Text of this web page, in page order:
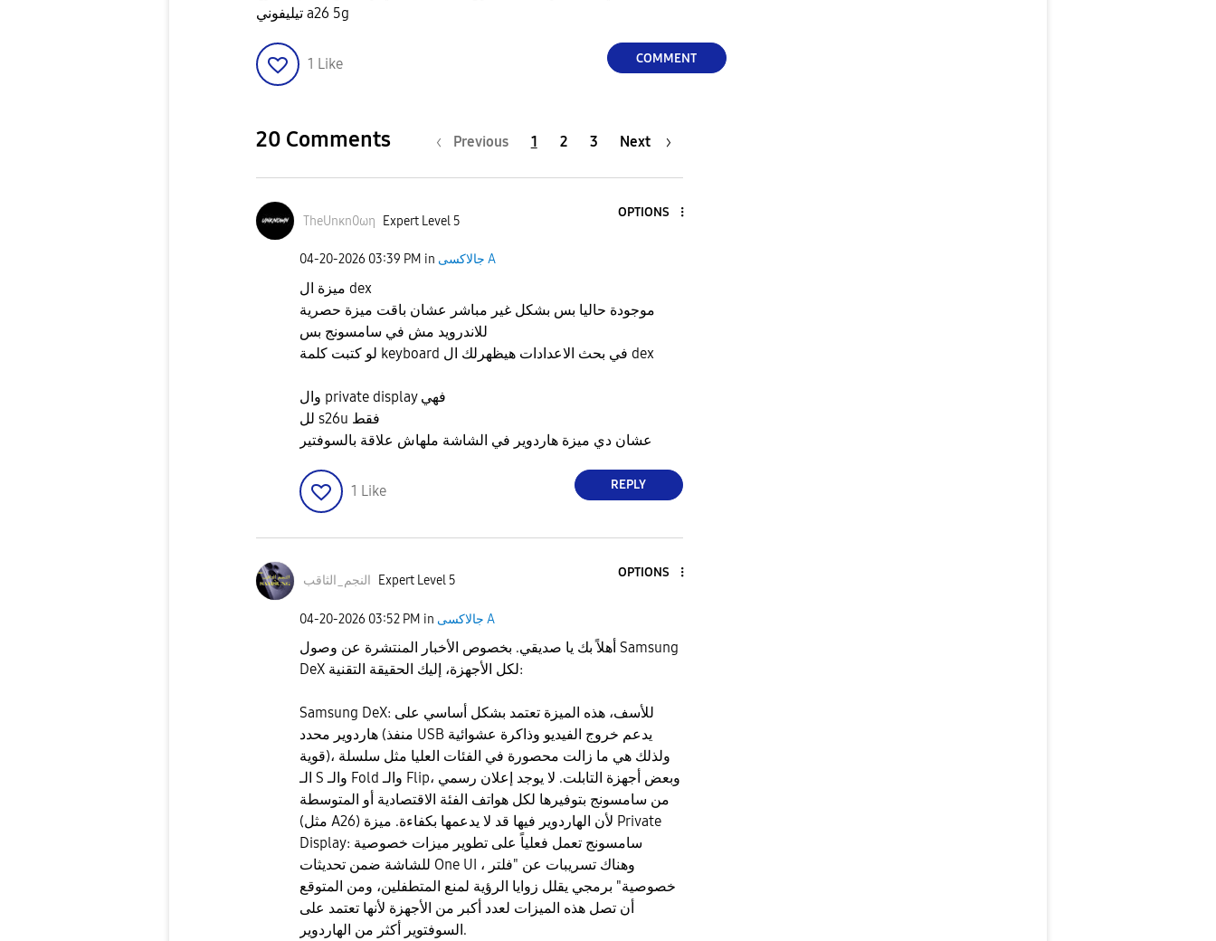
تيليفوني a26 5g
1 Like COMMENT
20 Comments Previous 1 2 3 Next
TheUnκn0ωη Expert Level 5
OPTIONS
‎04-20-2026 03:39 PM in جالاكسى A
ميزة ال dex
موجودة حاليا بس بشكل غير مباشر عشان باقت ميزة حصرية
للاندرويد مش في سامسونج بس
لو كتبت كلمة keyboard في بحث الاعدادات هيظهرلك ال dex
وال private display فهي
لل s26u فقط
عشان دي ميزة هاردوير في الشاشة ملهاش علاقة بالسوفتير
1 Like REPLY
النجم_الثاقب Expert Level 5
OPTIONS
‎04-20-2026 03:52 PM in جالاكسى A
​أهلاً بك يا صديقي. بخصوص الأخبار المنتشرة عن وصول Samsung
DeX لكل الأجهزة، إليك الحقيقة التقنية:
​Samsung DeX: للأسف، هذه الميزة تعتمد بشكل أساسي على
هاردوير محدد (منفذ USB يدعم خروج الفيديو وذاكرة عشوائية
قوية)، ولذلك هي ما زالت محصورة في الفئات العليا مثل سلسلة
الـ S والـ Fold والـ Flip، وبعض أجهزة التابلت. لا يوجد إعلان رسمي
من سامسونج بتوفيرها لكل هواتف الفئة الاقتصادية أو المتوسطة
(مثل A26) لأن الهاردوير فيها قد لا يدعمها بكفاءة. ​ميزة Private
Display: سامسونج تعمل فعلياً على تطوير ميزات خصوصية
للشاشة ضمن تحديثات One UI ، وهناك تسريبات عن "فلتر
خصوصية" برمجي يقلل زوايا الرؤية لمنع المتطفلين، ومن المتوقع
أن تصل هذه الميزات لعدد أكبر من الأجهزة لأنها تعتمد على
السوفتوير أكثر من الهاردوير.